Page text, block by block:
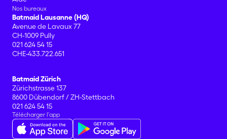
Nos bureaux
Batmaid Lausanne (HQ)
Avenue de Lavaux 77
CH-1009 Pully
021 624 54 15
CHE-433.722.651
Batmaid Zürich
Zürichstrasse 137
8600 Dübendorf / ZH-Stettbach
021 624 54 15
Télécharger l'app